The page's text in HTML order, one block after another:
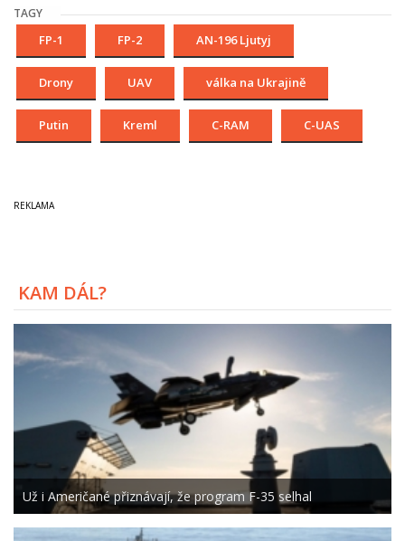
TAGY
FP-1 FP-2 AN-196 Ljutyj
Drony UAV válka na Ukrajině
Putin Kreml C-RAM C-UAS
KAM DÁL?
Už i Američané přiznávají, že program F-35 selhal